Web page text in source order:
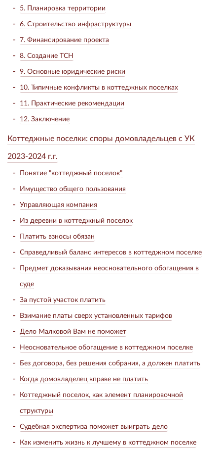
5. Планировка территории
6. Строительство инфраструктуры
7. Финансирование проекта
8. Создание ТСН
9. Основные юридические риски
10. Типичные конфликты в коттеджных поселках
11. Практические рекомендации
12. Заключение
Коттеджные поселки: споры домовладельцев с УК
2023-2024 г.г.
Понятие "коттеджный поселок"
Имущество общего пользования
Управляющая компания
Из деревни в коттеджный поселок
Платить взносы обязан
Справедливый баланс интересов в коттеджном поселке
Предмет доказывания неосновательного обогащения в
суде
За пустой участок платить
Взимание платы сверх установленных тарифов
Дело Малковой Вам не поможет
Неосновательное обогащение в коттеджном поселке
Без договора, без решения собрания, а должен платить
Когда домовладелец вправе не платить
Коттеджный поселок, как элемент планировочной
структуры
Судебная экспертиза поможет выиграть дело
Как изменить жизнь к лучшему в коттеджном поселке